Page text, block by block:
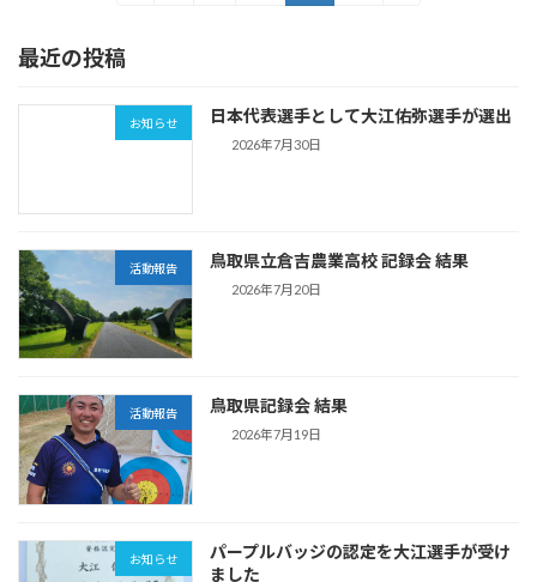
の
ペ
り
定
最近の投稿
お知らせ 日本代表選手として大江佑弥選手が選出
2026年7月30日
活動報告 鳥取県立倉吉農業高校 記録会 結果
2026年7月20日
活動報告 鳥取県記録会 結果
2026年7月19日
お知らせ
パープルバッジの認定を大江選手が受け
ました